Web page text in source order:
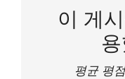
이 게
평균 평